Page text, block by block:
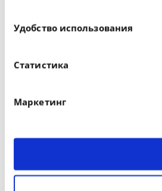
Удобство использования
Статистика
Маркетинг